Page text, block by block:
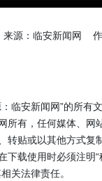
来源：临安新闻网
临安新闻网”的所有
所有，任何媒体、网
转贴或以其他方式复
下载使用时必须注明
关法律责任。